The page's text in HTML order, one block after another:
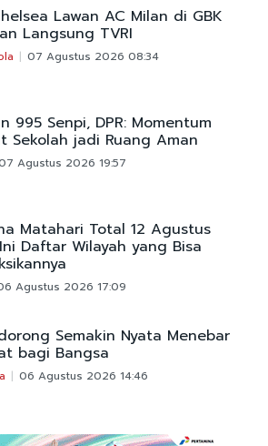
Lawan AC Milan di GBK
Langsung TVRI
07 Agustus 2026 08:34
995 Senpi, DPR: Momentum
Sekolah jadi Ruang Aman
Agustus 2026 19:57
Matahari Total 12 Agustus
Daftar Wilayah yang Bisa
Agustus 2026 17:09
Semakin Nyata Menebar
bagi Bangsa
06 Agustus 2026 14:46